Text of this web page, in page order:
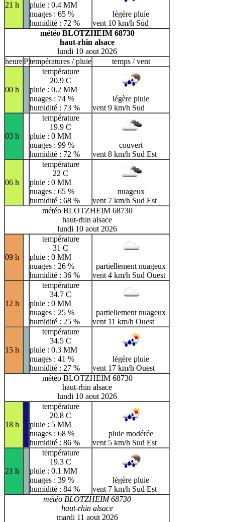
21 h
pluie : 0.4 MM
nuages : 65 %
humidité : 72 %
légère pluie
vent 10 km/h Sud
météo BLOTZHEIM 68730
haut-rhin alsace
lundi 10 aout 2026
heurePtempératures / pluie temps / vent
00 h
température
20.9 C
pluie : 0.2 MM
nuages : 74 %
humidité : 73 %
légère pluie
vent 9 km/h Sud
03 h
température
19.9 C
pluie : 0 MM
nuages : 99 %
humidité : 72 %
couvert
vent 8 km/h Sud Est
06 h
température
22 C
pluie : 0 MM
nuages : 65 %
humidité : 68 %
nuageux
vent 7 km/h Sud Est
météo BLOTZHEIM 68730
haut-rhin alsace
lundi 10 aout 2026
09 h
température
31 C
pluie : 0 MM
nuages : 26 %
humidité : 36 %
partiellement nuageux
vent 4 km/h Sud Ouest
12 h
température
34.7 C
pluie : 0 MM
nuages : 25 %
humidité : 25 %
partiellement nuageux
vent 11 km/h Ouest
15 h
température
34.5 C
pluie : 0.3 MM
nuages : 41 %
humidité : 27 %
légère pluie
vent 17 km/h Ouest
météo BLOTZHEIM 68730
haut-rhin alsace
lundi 10 aout 2026
18 h
température
20.8 C
pluie : 5 MM
nuages : 68 %
humidité : 86 %
pluie modérée
vent 5 km/h Sud Est
21 h
température
19.3 C
pluie : 0.1 MM
nuages : 39 %
humidité : 84 %
légère pluie
vent 7 km/h Sud Est
météo BLOTZHEIM 68730
haut-rhin alsace
mardi 11 aout 2026